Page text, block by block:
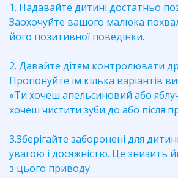
1. Надавайте дитині достатньо
Заохочуйте вашого малюка
його позитивної поведінки.
2. Давайте дітям контролювати
Пропонуйте їм кілька варіантів
«Ти хочеш апельсиновий або
хочеш чистити зуби до або після
3.Зберігайте заборонені для
увагою і досяжністю. Це знизить
з цього приводу.